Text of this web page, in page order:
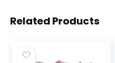
Related Products